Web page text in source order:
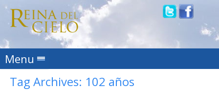
Menu Skip to content
Tag Archives: 102 años